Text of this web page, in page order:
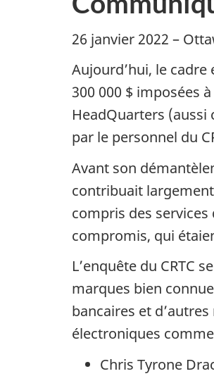
26 janvier 2022 –
Aujourd’hui, le
300 000 $ imposées
HeadQuarters (aussi
par le personnel du
Avant son
contribuait
compris des
compromis, qui
L’enquête du CRTC
marques bien
bancaires et
électroniques
Chris Tyrone